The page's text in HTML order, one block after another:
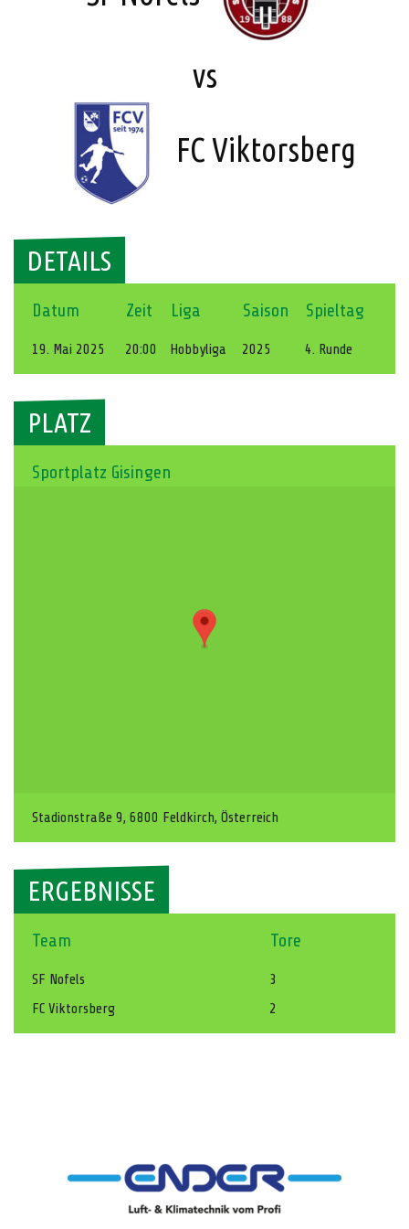
vs
FC Viktorsberg
DETAILS
Datum Zeit Liga Saison Spieltag
19. Mai 2025 20:00 Hobbyliga 2025 4. Runde
PLATZ
Sportplatz Gisingen
Stadionstraße 9, 6800 Feldkirch, Österreich
ERGEBNISSE
Team Tore
SF Nofels
3
FC Viktorsberg
2